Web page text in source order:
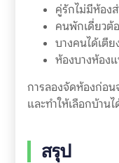
คู่รักไม่มีห้อง
คนพักเดี่ยวต้
บางคนได้เตีย
ห้องบางห้อง
การลองจัดห้องก่อน
และทำให้เลือกบ้าน
สรุป